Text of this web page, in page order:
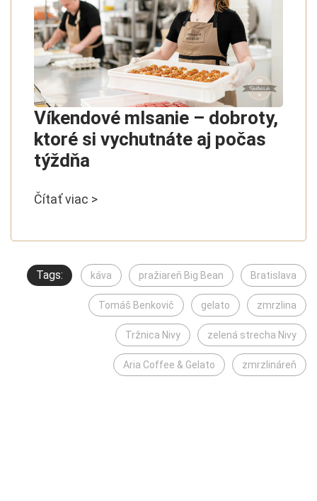
Víkendové mlsanie – dobroty,
ktoré si vychutnáte aj počas
týždňa
Čítať viac >
Tags: káva pražiareň Big Bean Bratislava
Tomáš Benkovič gelato zmrzlina
Tržnica Nivy zelená strecha Nivy
Aria Coffee & Gelato zmrzlináreň